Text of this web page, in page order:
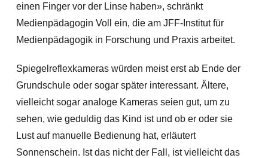
einen Finger vor der Linse haben», schränkt
Medienpädagogin Voll ein, die am JFF-Institut für
Medienpädagogik in Forschung und Praxis arbeitet.
Spiegelreflexkameras würden meist erst ab Ende der
Grundschule oder sogar später interessant. Ältere,
vielleicht sogar analoge Kameras seien gut, um zu
sehen, wie geduldig das Kind ist und ob er oder sie
Lust auf manuelle Bedienung hat, erläutert
Sonnenschein. Ist das nicht der Fall, ist vielleicht das